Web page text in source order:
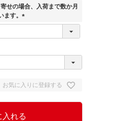
せの場合、入荷まで数か月
す。
(
)
お気に入りに登録する
入れる